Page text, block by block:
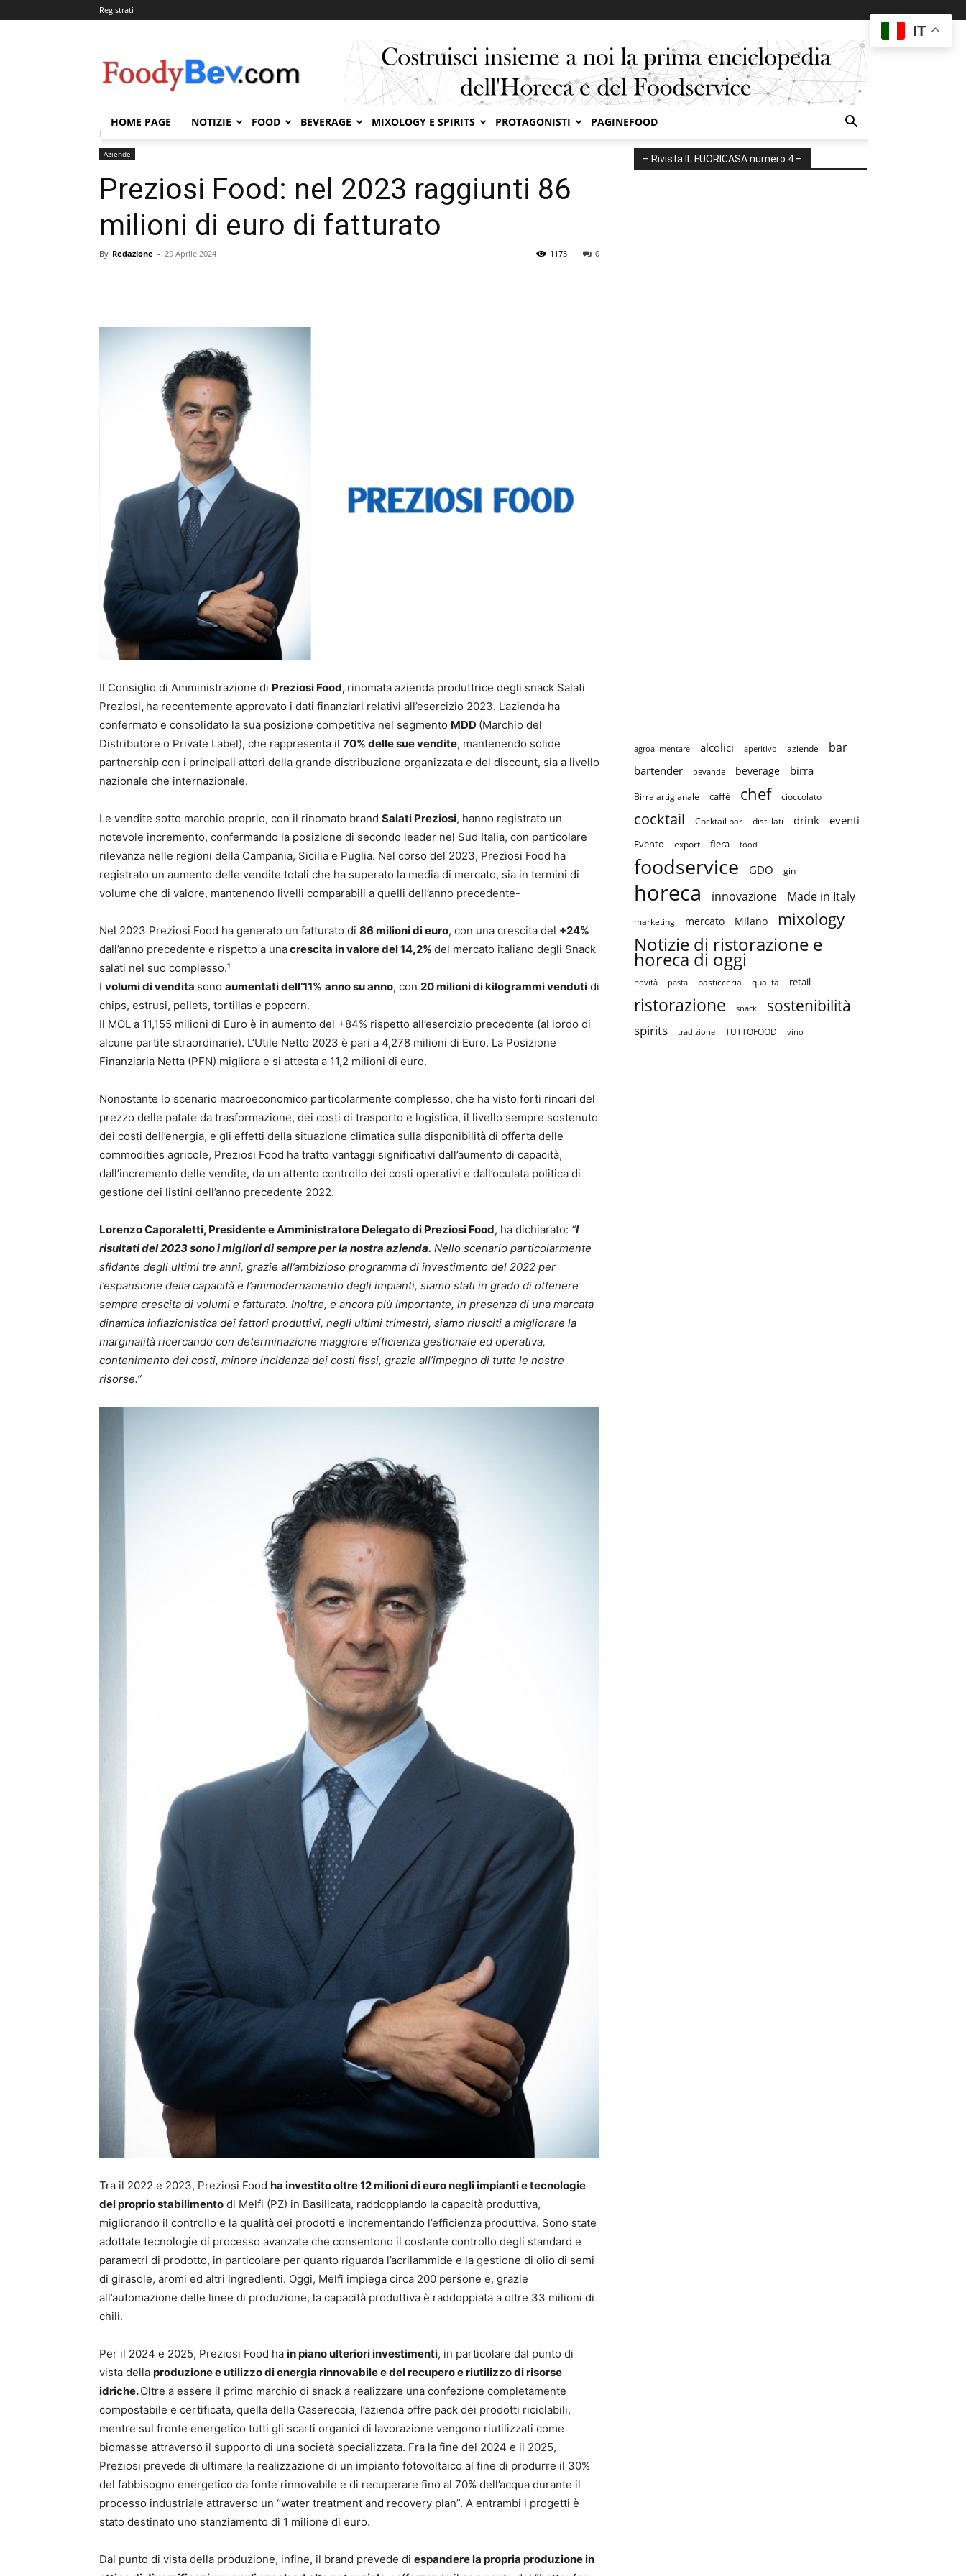
Registrati
HOME PAGE NOTIZIE FOOD BEVERAGE MIXOLOGY E SPIRITS PROTAGONISTI PAGINEFOOD
Home
Aziende
Preziosi Food: nel 2023 raggiunti 86
milioni di euro di fatturato
By Redazione - 29 Aprile 2024 0
1175
Il Consiglio di Amministrazione di Preziosi Food, rinomata azienda produttrice degli snack Salati
Preziosi, ha recentemente approvato i dati finanziari relativi all’esercizio 2023. L’azienda ha
confermato e consolidato la sua posizione competitiva nel segmento MDD (Marchio del
Distributore o Private Label), che rappresenta il 70% delle sue vendite, mantenendo solide
partnership con i principali attori della grande distribuzione organizzata e del discount, sia a livello
nazionale che internazionale.
Le vendite sotto marchio proprio, con il rinomato brand Salati Preziosi, hanno registrato un
notevole incremento, confermando la posizione di secondo leader nel Sud Italia, con particolare
rilevanza nelle regioni della Campania, Sicilia e Puglia. Nel corso del 2023, Preziosi Food ha
registrato un aumento delle vendite totali che ha superato la media di mercato, sia in termini di
volume che di valore, mantenendo livelli comparabili a quelli dell’anno precedente-
Nel 2023 Preziosi Food ha generato un fatturato di 86 milioni di euro, con una crescita del +24%
dall’anno precedente e rispetto a unacrescita in valore del 14,2% del mercato italiano degli Snack
salati nel suo complesso.¹
I volumi di vendita sono aumentati dell’11% anno su anno, con 20 milioni di kilogrammi venduti di
chips, estrusi, pellets, tortillas e popcorn.
Il MOL a 11,155 milioni di Euro è in aumento del +84% rispetto all’esercizio precedente (al lordo di
alcune partite straordinarie). L’Utile Netto 2023 è pari a 4,278 milioni di Euro. La Posizione
Finanziaria Netta (PFN) migliora e si attesta a 11,2 milioni di euro.
Nonostante lo scenario macroeconomico particolarmente complesso, che ha visto forti rincari del
prezzo delle patate da trasformazione, dei costi di trasporto e logistica, il livello sempre sostenuto
dei costi dell’energia, e gli effetti della situazione climatica sulla disponibilità di offerta delle
commodities agricole, Preziosi Food ha tratto vantaggi significativi dall’aumento di capacità,
dall’incremento delle vendite, da un attento controllo dei costi operativi e dall’oculata politica di
gestione dei listini dell’anno precedente 2022.
Lorenzo Caporaletti, Presidente e Amministratore Delegato di Preziosi Food, ha dichiarato: “I
risultati del 2023 sono i migliori di sempre per la nostra azienda. Nello scenario particolarmente
sfidante degli ultimi tre anni, grazie all’ambizioso programma di investimento del 2022 per
l’espansione della capacità e l’ammodernamento degli impianti, siamo stati in grado di ottenere
sempre crescita di volumi e fatturato. Inoltre, e ancora più importante, in presenza di una marcata
dinamica inflazionistica dei fattori produttivi, negli ultimi trimestri, siamo riusciti a migliorare la
marginalità ricercando con determinazione maggiore efficienza gestionale ed operativa,
contenimento dei costi, minore incidenza dei costi fissi, grazie all’impegno di tutte le nostre
risorse.”
Tra il 2022 e 2023, Preziosi Food ha investito oltre 12 milioni di euro negli impianti e tecnologie
del proprio stabilimento di Melfi (PZ) in Basilicata, raddoppiando la capacità produttiva,
migliorando il controllo e la qualità dei prodotti e incrementando l’efficienza produttiva. Sono state
adottate tecnologie di processo avanzate che consentono il costante controllo degli standard e
parametri di prodotto, in particolare per quanto riguarda l’acrilammide e la gestione di olio di semi
di girasole, aromi ed altri ingredienti. Oggi, Melfi impiega circa 200 persone e, grazie
all’automazione delle linee di produzione, la capacità produttiva è raddoppiata a oltre 33 milioni di
chili.
Per il 2024 e 2025, Preziosi Food ha in piano ulteriori investimenti, in particolare dal punto di
vista della produzione e utilizzo di energia rinnovabile e del recupero e riutilizzo di risorse
idriche.Oltre a essere il primo marchio di snack a realizzare una confezione completamente
compostabile e certificata, quella della Casereccia, l’azienda offre pack dei prodotti riciclabili,
mentre sul fronte energetico tutti gli scarti organici di lavorazione vengono riutilizzati come
biomasse attraverso il supporto di una società specializzata. Fra la fine del 2024 e il 2025,
Preziosi prevede di ultimare la realizzazione di un impianto fotovoltaico al fine di produrre il 30%
del fabbisogno energetico da fonte rinnovabile e di recuperare fino al 70% dell’acqua durante il
processo industriale attraverso un “water treatment and recovery plan”. A entrambi i progetti è
stato destinato uno stanziamento di 1 milione di euro.
Dal punto di vista della produzione, infine, il brand prevede di espandere la propria produzione in
– Rivista IL FUORICASA numero 4 –
agroalimentare alcolici aperitivo aziende bar
bartender bevande beverage birra
Birra artigianale caffè chef cioccolato
cocktail Cocktail bar distillati drink eventi
Evento export fiera food
foodservice GDO gin
horeca innovazione Made in Italy
marketing mercato Milano mixology
Notizie di ristorazione e
horeca di oggi
novità pasta pasticceria qualità retail
ristorazione snack sostenibilità
spirits tradizione TUTTOFOOD vino
IT